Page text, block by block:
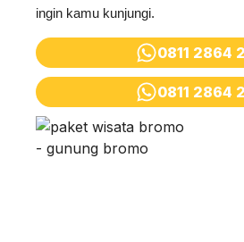
ingin kamu kunjungi.
0811 2864
0811 2864